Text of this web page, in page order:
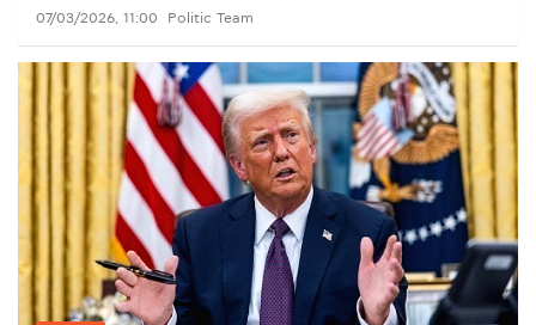
07/03/2026, 11:00 Politic Team